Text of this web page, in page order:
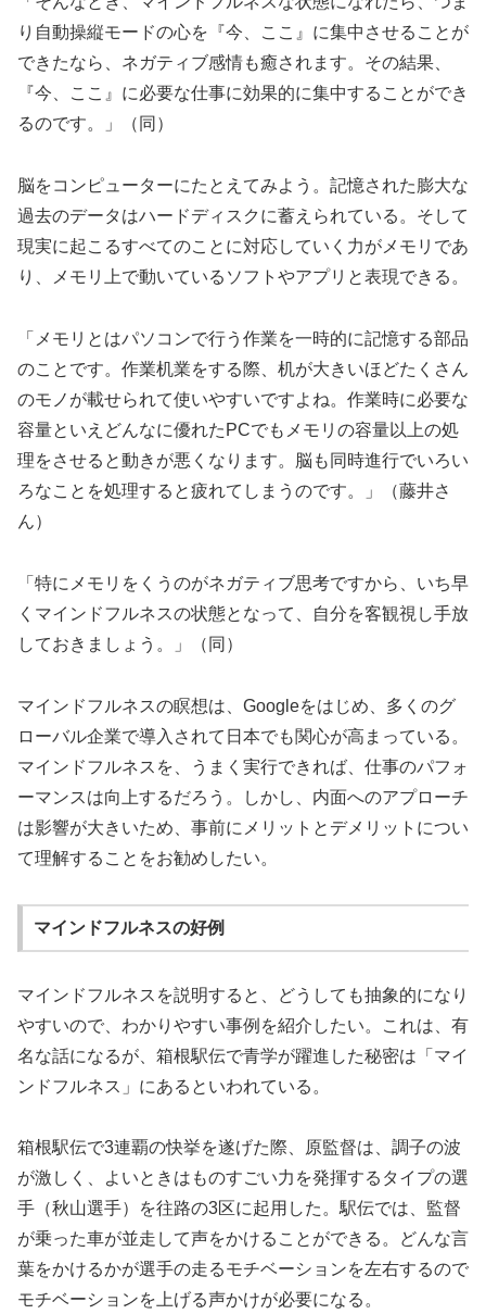
り自動操縦モードの心を『今、ここ』に集中させることが
できたなら、ネガティブ感情も癒されます。その結果、
『今、ここ』に必要な仕事に効果的に集中することができ
るのです。」（同）
脳をコンピューターにたとえてみよう。記憶された膨大な
過去のデータはハードディスクに蓄えられている。そして
現実に起こるすべてのことに対応していく力がメモリであ
り、メモリ上で動いているソフトやアプリと表現できる。
「メモリとはパソコンで行う作業を一時的に記憶する部品
のことです。作業机業をする際、机が大きいほどたくさん
のモノが載せられて使いやすいですよね。作業時に必要な
容量といえどんなに優れたPCでもメモリの容量以上の処
理をさせると動きが悪くなります。脳も同時進行でいろい
ろなことを処理すると疲れてしまうのです。」（藤井さ
ん）
「特にメモリをくうのがネガティブ思考ですから、いち早
くマインドフルネスの状態となって、自分を客観視し手放
しておきましょう。」（同）
マインドフルネスの瞑想は、Googleをはじめ、多くのグ
ローバル企業で導入されて日本でも関心が高まっている。
マインドフルネスを、うまく実行できれば、仕事のパフォ
ーマンスは向上するだろう。しかし、内面へのアプローチ
は影響が大きいため、事前にメリットとデメリットについ
て理解することをお勧めしたい。
マインドフルネスの好例
マインドフルネスを説明すると、どうしても抽象的になり
やすいので、わかりやすい事例を紹介したい。これは、有
名な話になるが、箱根駅伝で青学が躍進した秘密は「マイ
ンドフルネス」にあるといわれている。
箱根駅伝で3連覇の快挙を遂げた際、原監督は、調子の波
が激しく、よいときはものすごい力を発揮するタイプの選
手（秋山選手）を往路の3区に起用した。駅伝では、監督
が乗った車が並走して声をかけることができる。どんな言
葉をかけるかが選手の走るモチベーションを左右するので
モチベーションを上げる声かけが必要になる。